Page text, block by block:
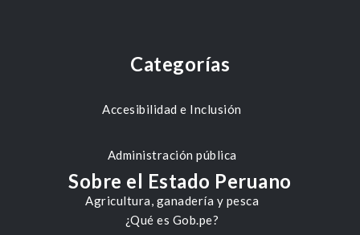
Categorías
Accesibilidad e Inclusión
Administración pública
Agricultura, ganadería y pesca
Sobre el Estado Peruano
¿Qué es Gob.pe?